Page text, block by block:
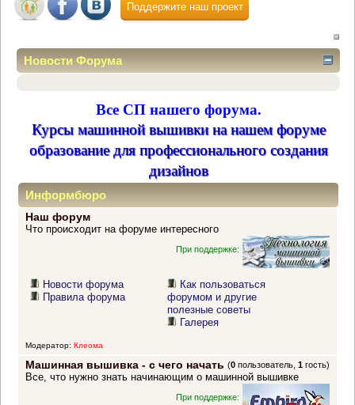
Поддержите наш проект
Новости Форума
Все СП нашего форума.
Курсы машинной вышивки на нашем форуме
образование для профессионального создания
дизайнов
Информбюро
Наш форум
Что происходит на форуме интересного
При поддержке:
Новости форума
Правила форума
Как пользоваться
форумом и другие
полезные советы
Галерея
Модератор: Клеома
Машинная вышивка - с чего начать (0 пользователь,1 гость)
Все, что нужно знать начинающим о машинной вышивке
При поддержке: